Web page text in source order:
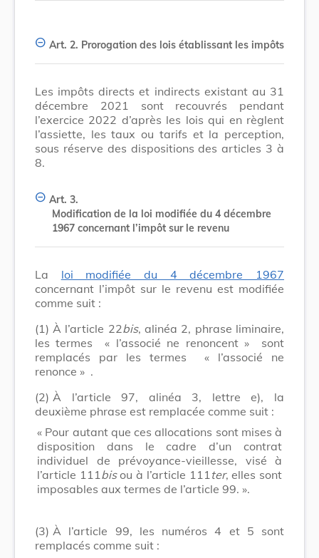
Art. 2. Prorogation des lois établissant les impôts
Les impôts directs et indirects existant au 31
décembre 2021 sont recouvrés pendant
l’exercice 2022 d’après les lois qui en règlent
l’assiette, les taux ou tarifs et la perception,
sous réserve des dispositions des articles 3 à
8.
Art. 3.
Modification de la loi modifiée du 4 décembre
1967 concernant l’impôt sur le revenu
La loi modifiée du 4 décembre 1967
concernant l’impôt sur le revenu est modifiée
comme suit :
(1) À l’article 22bis, alinéa 2, phrase liminaire,
les termes
« l’associé ne renoncent »
sont
remplacés par les termes
« l’associé ne
renonce » .
(2) À l’article 97, alinéa 3, lettre e), la
deuxième phrase est remplacée comme suit :
« Pour autant que ces allocations sont mises à
disposition dans le cadre d’un contrat
individuel de prévoyance-vieillesse, visé à
l’article 111 bisou à l’article 111 ter, elles sont
imposables aux termes de l’article 99. ».
(3) À l’article 99, les numéros 4 et 5 sont
remplacés comme suit :